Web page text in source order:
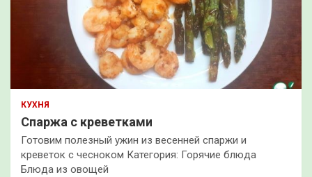
КУХНЯ
Спаржа с креветками
Готовим полезный ужин из весенней спаржи и
креветок с чесноком Категория: Горячие блюда
Блюда из овощей